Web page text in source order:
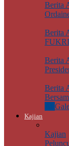
Berita
Berita
FUKRI
Berita
Berita
Kajian
Kajian